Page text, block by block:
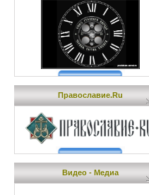
Православие.Ru
Видео - Медиа